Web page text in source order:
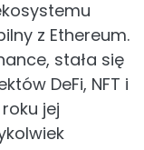
z Ethereum.
stała się
DeFi, NFT i
jej